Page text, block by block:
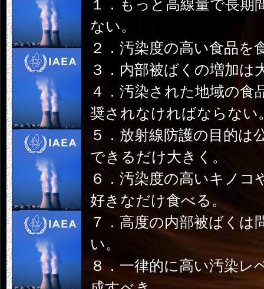
１．もっと高線量で長期
ない。
２．汚染度の高い食品を
３．内部被ばくの増加は
４．汚染された地域の食
奨されなければならない
５．放射線防護の目的は
できるだけ大きく。
６．汚染度の高いキノ
好きなだけ食べる。
７．高度の内部被ばくは
い。
８．一律的に高い汚染レ